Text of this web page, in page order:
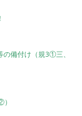
備付け（規3①三、